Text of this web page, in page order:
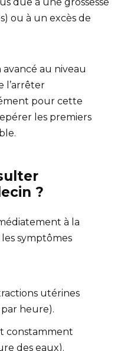
ou à un excès de
avancé au niveau
l’arrêter
pour cette
les premiers
?
à la
symptômes
utérines
heure).
constamment
des eaux).